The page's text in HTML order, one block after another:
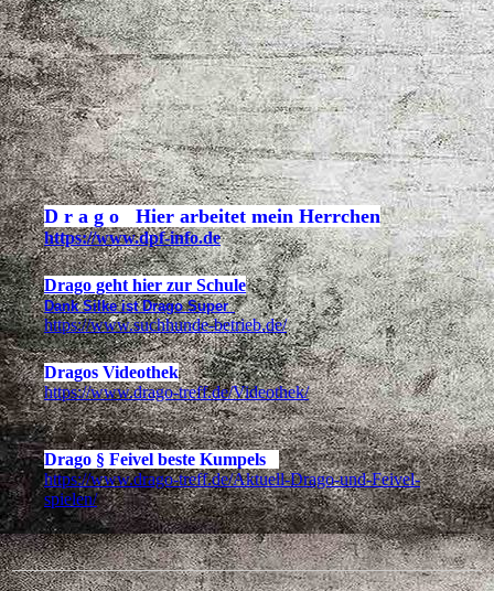
D r a g o Hier arbeitet mein Herrchen
https://www.dpf-info.de
Drago geht hier zur Schule
Dank Silke ist Drago Super
https://www.suchhunde-betrieb.de/
Dragos Videothek
https://www.drago-treff.de/Videothek/
Drago § Feivel beste Kumpels
https://www.drago-treff.de/Aktuell-Drago-und-Feivel-
spielen/